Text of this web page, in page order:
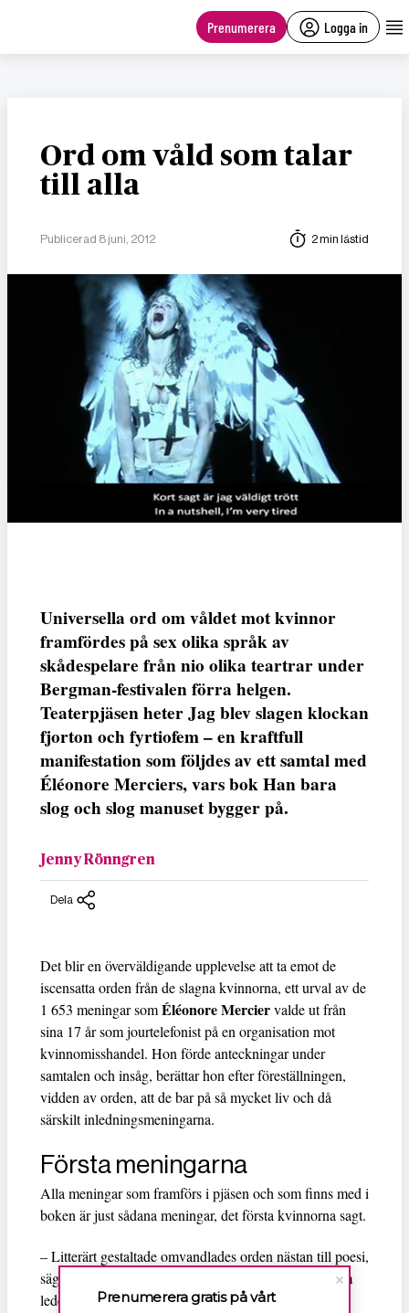
Prenumerera Logga in
Ord om våld som talar
till alla
Publicerad 8 juni, 2012 2 min lästid
Universella ord om våldet mot kvinnor
framfördes på sex olika språk av
skådespelare från nio olika teartrar under
Bergman-festivalen förra helgen.
Teaterpjäsen heter Jag blev slagen klockan
fjorton och fyrtiofem – en kraftfull
manifestation som följdes av ett samtal med
Éléonore Merciers, vars bok Han bara
slog och slog manuset bygger på.
Jenny Rönngren
Dela
Det blir en överväldigande upplevelse att ta emot de
iscensatta orden från de slagna kvinnorna, ett urval av de
1 653 meningar somÉléonore Merciervalde ut från
sina 17 år som jourtelefonist på en organisation mot
kvinnomisshandel. Hon förde anteckningar under
samtalen och insåg, berättar hon efter föreställningen,
vidden av orden, att de bar på så mycket liv och då
särskilt inledningsmeningarna.
Första meningarna
Alla meningar som framförs i pjäsen och som finns med i
boken är just sådana meningar, det första kvinnorna sagt.
– Litterärt gestaltade omvandlades orden nästan till poesi,
säger Éléonore Mercier till
, som
leder samtalet.Prenumerera gratis på vårt